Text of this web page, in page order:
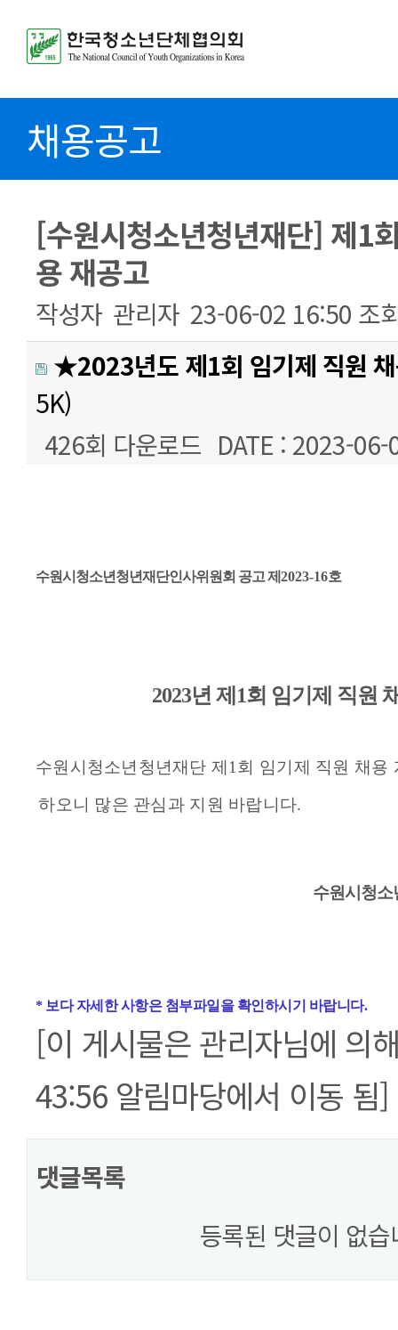
채용공고
[수원시청소년청년재단] 제1
용 재공고
작성자 관리자 23-06-02 16:50 조
★2023년도 제1회 임기제 직원
5K)
426회 다운로드 DATE : 2023-
수원시청소년청년재단인사위원회 공고 제 2023-16호
2023년 제1회 임기제 직원
수원시청소년청년재단 제 1 회 임기제 직원 채용
하오니 많은 관심과 지원 바랍니다.
수원시청소
* 보다 자세한 사항은 첨부파일을 확인하시기 바랍니다.
[이 게시물은 관리자님에 의
43:56 알림마당에서 이동 됨]
댓글목록
등록된 댓글이 없습